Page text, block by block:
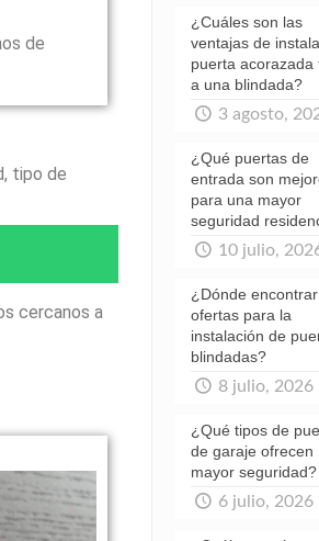
de
tipo de
cercanos a
¿Cuáles son las
ventajas de
puerta acorazada
a una blindada?
3 agosto,
¿Qué puertas de
entrada son
para una mayor
seguridad
10 julio,
¿Dónde encontrar
ofertas para la
instalación de
blindadas?
8 julio, 2026
¿Qué tipos de
de garaje ofrecen
mayor seguridad?
6 julio, 2026